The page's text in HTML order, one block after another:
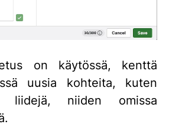
on käytössä, kenttä
uusia kohteita, kuten
liidejä, niiden omissa